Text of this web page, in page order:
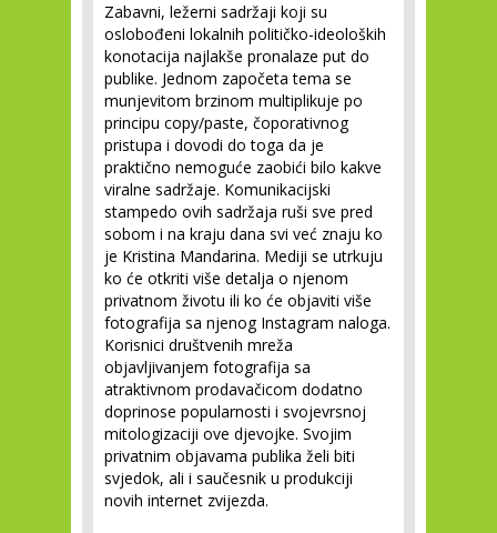
Zabavni, ležerni sadržaji koji su
oslobođeni lokalnih političko-ideoloških
konotacija najlakše pronalaze put do
publike. Jednom započeta tema se
munjevitom brzinom multiplikuje po
principu copy/paste, čoporativnog
pristupa i dovodi do toga da je
praktično nemoguće zaobići bilo kakve
viralne sadržaje. Komunikacijski
stampedo ovih sadržaja ruši sve pred
sobom i na kraju dana svi već znaju ko
je Kristina Mandarina. Mediji se utrkuju
ko će otkriti više detalja o njenom
privatnom životu ili ko će objaviti više
fotografija sa njenog Instagram naloga.
Korisnici društvenih mreža
objavljivanjem fotografija sa
atraktivnom prodavačicom dodatno
doprinose popularnosti i svojevrsnoj
mitologizaciji ove djevojke. Svojim
privatnim objavama publika želi biti
svjedok, ali i saučesnik u produkciji
novih internet zvijezda.